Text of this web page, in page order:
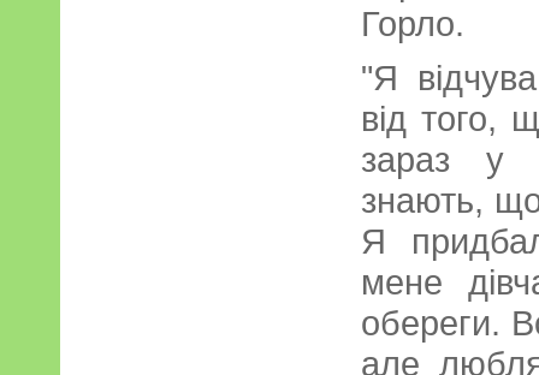
Горло.
"Я
від того,
зараз у
знають,
Я
мене
обереги.
але